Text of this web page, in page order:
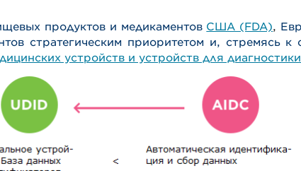
продуктов и медикаментов США (FDA),
стратегическим приоритетом и, стремясь
устройств и устройств для